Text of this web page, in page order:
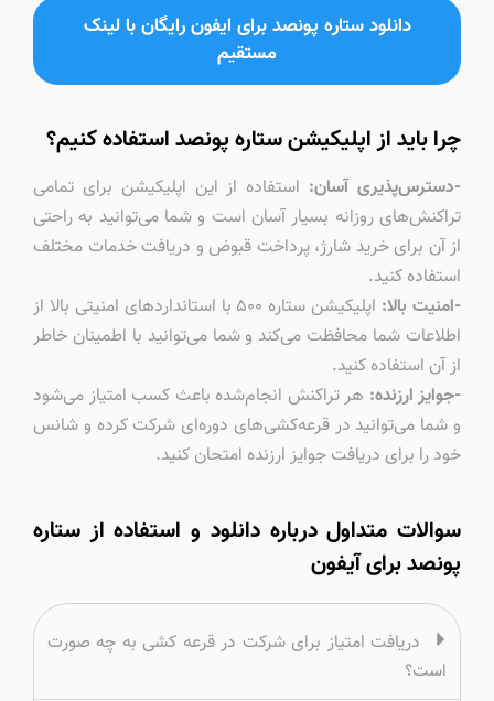
دانلود ستاره پونصد برای ایفون رایگان با لینک
مستقیم
چرا باید از اپلیکیشن ستاره پونصد استفاده کنیم؟
-دسترس‌پذیری آسان: استفاده از این اپلیکیشن برای تمامی
تراکنش‌های روزانه بسیار آسان است و شما می‌توانید به راحتی
از آن برای خرید شارژ، پرداخت قبوض و دریافت خدمات مختلف
استفاده کنید.
-امنیت بالا:
اپلیکیشن ستاره ۵۰۰ با استانداردهای امنیتی بالا از
اطلاعات شما محافظت می‌کند و شما می‌توانید با اطمینان خاطر
از آن استفاده کنید.
-جوایز ارزنده: هر تراکنش انجام‌شده باعث کسب امتیاز می‌شود
و شما می‌توانید در قرعه‌کشی‌های دوره‌ای شرکت کرده و شانس
خود را برای دریافت جوایز ارزنده امتحان کنید.
سوالات متداول درباره دانلود و استفاده از ستاره
پونصد برای آیفون
دریافت امتیاز برای شرکت در قرعه کشی به چه صورت
است؟